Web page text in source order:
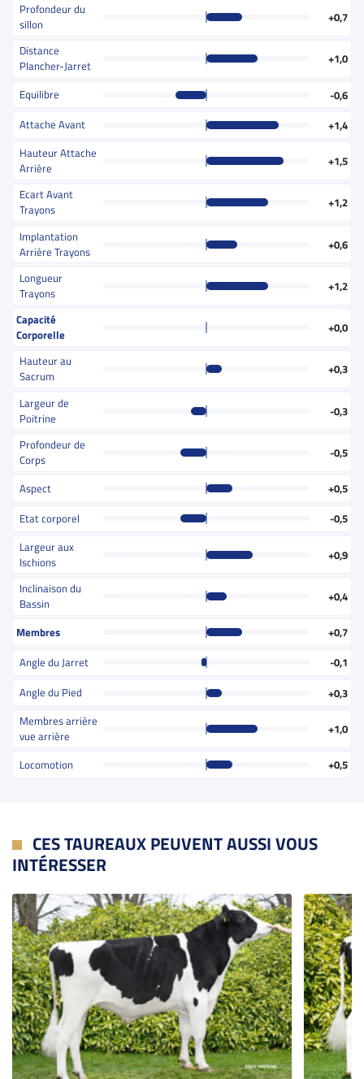
Profondeur du
sillon
+0,7
Distance
Plancher-Jarret
+1,0
Equilibre
-0,6
Attache Avant
+1,4
Hauteur Attache
Arrière
+1,5
Ecart Avant
Trayons
+1,2
Implantation
Arrière Trayons
+0,6
Longueur
Trayons
+1,2
Capacité
Corporelle
+0,0
Hauteur au
Sacrum
+0,3
Largeur de
Poitrine
-0,3
Profondeur de
Corps
-0,5
Aspect
+0,5
Etat corporel
-0,5
Largeur aux
Ischions
+0,9
Inclinaison du
Bassin
+0,4
Membres
+0,7
Angle du Jarret
-0,1
Angle du Pied
+0,3
Membres arrière
vue arrière
+1,0
Locomotion +0,5
CES TAUREAUX PEUVENT AUSSI VOUS
INTÉRESSER